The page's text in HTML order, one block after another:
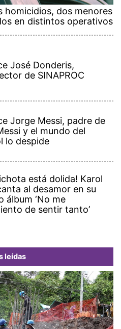
homicidios, dos menores
en distintos operativos
José Donderis,
de SINAPROC
Jorge Messi, padre de
y el mundo del
lo despide
está dolida! Karol
al desamor en su
álbum ‘No me
de sentir tanto’
leídas